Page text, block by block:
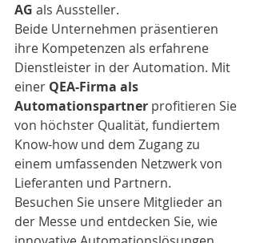
AG als Aussteller.
Beide Unternehmen präsentieren
ihre Kompetenzen als erfahrene
Dienstleister in der Automation. Mit
einer QEA-Firma als
Automationspartner profitieren Sie
von höchster Qualität, fundiertem
Know-how und dem Zugang zu
einem umfassenden Netzwerk von
Lieferanten und Partnern.
Besuchen Sie unsere Mitglieder an
der Messe und entdecken Sie, wie